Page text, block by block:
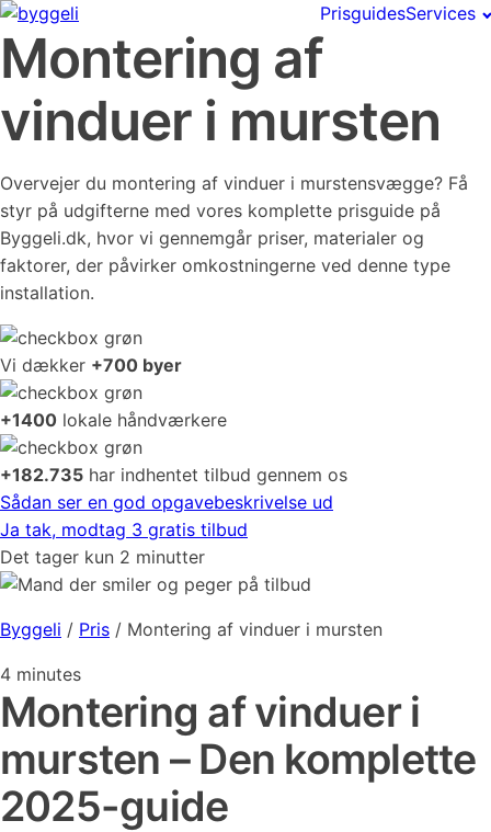
PrisguidesServices
Montering af
vinduer i mursten
Overvejer du montering af vinduer i murstensvægge? Få
styr på udgifterne med vores komplette prisguide på
Byggeli.dk, hvor vi gennemgår priser, materialer og
faktorer, der påvirker omkostningerne ved denne type
installation.
Vi dækker +700 byer
+1400 lokale håndværkere
+182.735 har indhentet tilbud gennem os
Sådan ser en god opgavebeskrivelse ud
Ja tak, modtag 3 gratis tilbud
Det tager kun 2 minutter
Byggeli / Pris / Montering af vinduer i mursten
4 minutes
Montering af vinduer i
mursten – Den komplette
2025-guide